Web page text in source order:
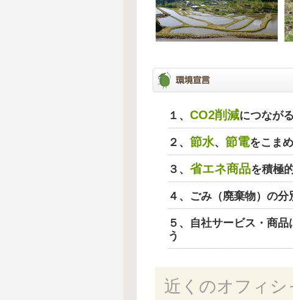
１、 CO2削減につなが
２、 節水、 節電をこま
３、 省エネ商品を積極
４、ごみ（廃棄物）の分
５、自社サービス・商品
う
近くのオフィ